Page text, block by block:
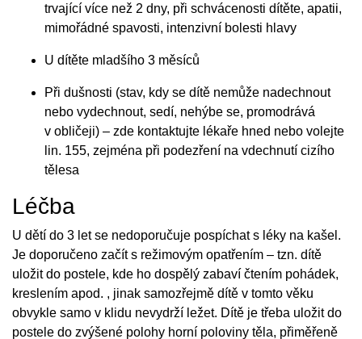
trvající více než 2 dny, při schvácenosti dítěte, apatii,
mimořádné spavosti, intenzivní bolesti hlavy
U dítěte mladšího 3 měsíců
Při dušnosti (stav, kdy se dítě nemůže nadechnout
nebo vydechnout, sedí, nehýbe se, promodrává
v obličeji) – zde kontaktujte lékaře hned nebo volejte
lin. 155, zejména při podezření na vdechnutí cizího
tělesa
Léčba
U dětí do 3 let se nedoporučuje pospíchat s léky na kašel.
Je doporučeno začít s režimovým opatřením – tzn. dítě
uložit do postele, kde ho dospělý zabaví čtením pohádek,
kreslením apod. , jinak samozřejmě dítě v tomto věku
obvykle samo v klidu nevydrží ležet. Dítě je třeba uložit do
postele do zvýšené polohy horní poloviny těla, přiměřeně